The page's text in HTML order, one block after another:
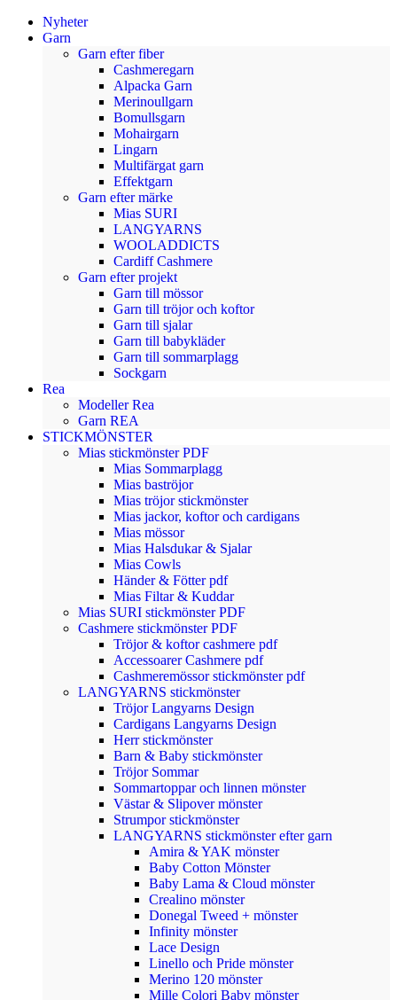
Nyheter
Garn
Garn efter fiber
Cashmeregarn
Alpacka Garn
Merinoullgarn
Bomullsgarn
Mohairgarn
Lingarn
Multifärgat garn
Effektgarn
Garn efter märke
Mias SURI
LANGYARNS
WOOLADDICTS
Cardiff Cashmere
Garn efter projekt
Garn till mössor
Garn till tröjor och koftor
Garn till sjalar
Garn till babykläder
Garn till sommarplagg
Sockgarn
Rea
Modeller Rea
Garn REA
STICKMÖNSTER
Mias stickmönster PDF
Mias Sommarplagg
Mias baströjor
Mias tröjor stickmönster
Mias jackor, koftor och cardigans
Mias mössor
Mias Halsdukar & Sjalar
Mias Cowls
Händer & Fötter pdf
Mias Filtar & Kuddar
Mias SURI stickmönster PDF
Cashmere stickmönster PDF
Tröjor & koftor cashmere pdf
Accessoarer Cashmere pdf
Cashmeremössor stickmönster pdf
LANGYARNS stickmönster
Tröjor Langyarns Design
Cardigans Langyarns Design
Herr stickmönster
Barn & Baby stickmönster
Tröjor Sommar
Sommartoppar och linnen mönster
Västar & Slipover mönster
Strumpor stickmönster
LANGYARNS stickmönster efter garn
Amira & YAK mönster
Baby Cotton Mönster
Baby Lama & Cloud mönster
Crealino mönster
Donegal Tweed + mönster
Infinity mönster
Lace Design
Linello och Pride mönster
Merino 120 mönster
Mille Colori Baby mönster